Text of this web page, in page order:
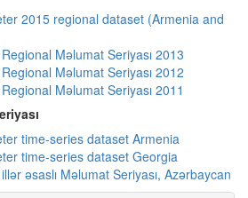
2015 regional dataset (Armenia and
Məlumat Seriyası 2013
Məlumat Seriyası 2012
Məlumat Seriyası 2011
time-series dataset Armenia
time-series dataset Georgia
əsaslı Məlumat Seriyası, Azərbaycan